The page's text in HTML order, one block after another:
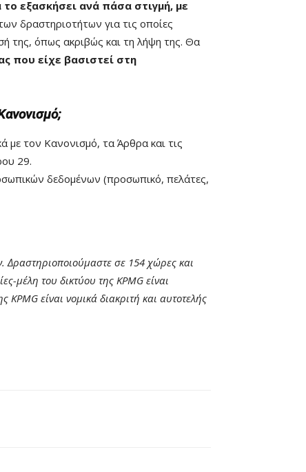
εξασκήσει ανά πάσα στιγμή, με
δραστηριοτήτων για τις οποίες
της, όπως ακριβώς και τη λήψη της. Θα
που είχε βασιστεί στη
με τον Κανονισμό, τα Άρθρα και τις
29.
δεδομένων (προσωπικό, πελάτες,
Δραστηριοποιούμαστε σε 154 χώρες και
μέλη του δικτύου της KPMG είναι
είναι νομικά διακριτή και αυτοτελής